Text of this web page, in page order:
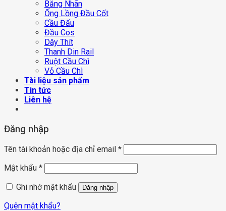
Băng Nhãn
Ống Lồng Đầu Cốt
Cầu Đấu
Đầu Cos
Dây Thít
Thanh Din Rail
Ruột Cầu Chì
Vỏ Cầu Chì
Tài liệu sản phẩm
Tin tức
Liên hệ
Đăng nhập
Tên tài khoản hoặc địa chỉ email *
Mật khẩu *
Ghi nhớ mật khẩu
Đăng nhập
Quên mật khẩu?